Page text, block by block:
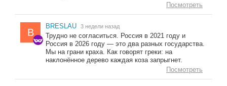
Посмотреть
B
BRESLAU 3 недели назад
Трудно не согласиться. Россия в 2021 году и
Россия в 2026 году — это два разных государства.
Мы на грани краха. Как говорят греки: на
наклонённое дерево каждая коза запрыгнет.
Посмотреть